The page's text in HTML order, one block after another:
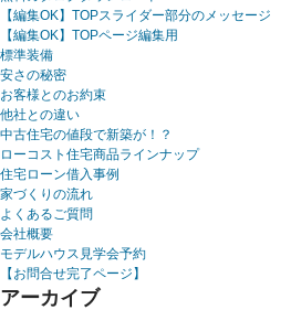
【編集OK】TOPスライダー部分のメッセージ
【編集OK】TOPページ編集用
標準装備
安さの秘密
お客様とのお約束
他社との違い
中古住宅の値段で新築が！？
ローコスト住宅商品ラインナップ
住宅ローン借入事例
家づくりの流れ
よくあるご質問
会社概要
モデルハウス見学会予約
【お問合せ完了ページ】
アーカイブ